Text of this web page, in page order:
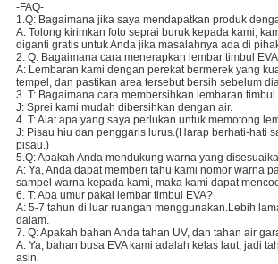
-FAQ-
1.Q: Bagaimana jika saya mendapatkan produk
A: Tolong kirimkan foto seprai buruk kepada kami,
diganti gratis untuk Anda jika masalahnya ada di
2. Q: Bagaimana cara menerapkan lembar timbul
A: Lembaran kami dengan perekat bermerek yang
tempel, dan pastikan area tersebut bersih sebelum
3. T: Bagaimana cara membersihkan lembaran timbul
J: Sprei kami mudah dibersihkan dengan air.
4. T: Alat apa yang saya perlukan untuk memotong
J: Pisau hiu dan penggaris lurus.(Harap berhati-hati
pisau.)
5.Q: Apakah Anda mendukung warna yang
A: Ya, Anda dapat memberi tahu kami nomor warna
sampel warna kepada kami, maka kami dapat
6. T: Apa umur pakai lembar timbul EVA?
A: 5-7 tahun di luar ruangan menggunakan.Lebih
dalam.
7. Q: Apakah bahan Anda tahan UV, dan tahan air
A: Ya, bahan busa EVA kami adalah kelas laut, jadi
asin.